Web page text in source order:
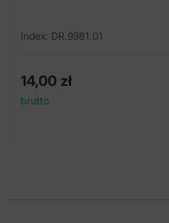
Index: DR.9981.01
14,00 zł
brutto